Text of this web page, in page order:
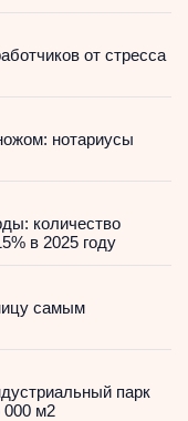
от стресса
нотариусы
количество
в 2025 году
самым
парк
000 м2